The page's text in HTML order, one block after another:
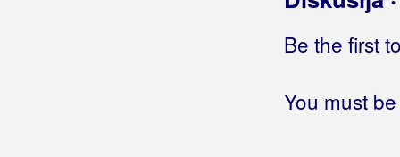
Be the first
You must